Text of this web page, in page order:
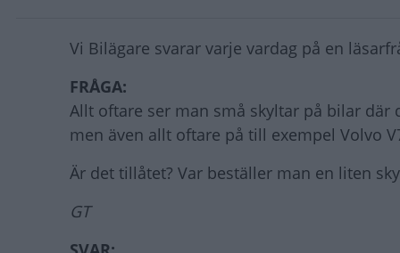
Vi Bilägare svarar varje vardag på en
FRÅGA:
Allt oftare ser man små skyltar på bilar
men även allt oftare på till exempel Volvo
Är det tillåtet? Var beställer man en liten
GT